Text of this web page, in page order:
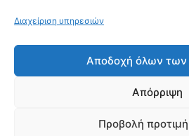
Διαχείριση υπηρεσιών
Αποδοχή όλων των
Απόρριψη
Προβολή
Sign me up!